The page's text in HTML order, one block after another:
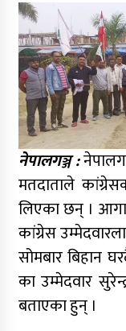
नेपालगञ्ज :
मतदाताले
लिएका छन् ।
कांग्रेस
सोमबार बिहान
का उम्मेदवार
बताएका हुन् ।